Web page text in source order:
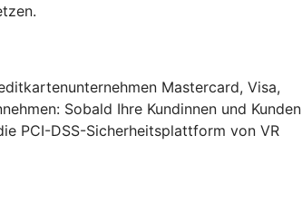
Mastercard, Visa,
Sobald Ihre Kundinnen und Kunden
PCI-DSS-Sicherheitsplattform von VR